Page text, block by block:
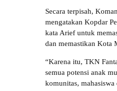
Secara terpisah,
mengatakan Kopdar
kata Arief untuk
dan memastikan Kota
“Karena itu, TKN
semua potensi anak
komunitas,